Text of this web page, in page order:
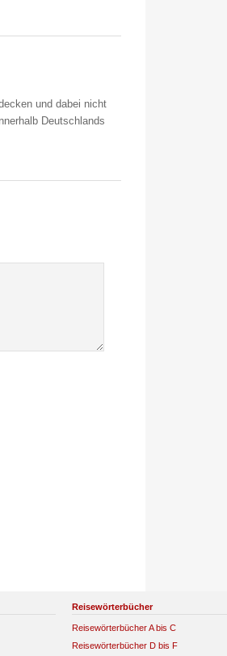
und dabei nicht
Deutschlands
Reisewörterbücher
Reisewörterbücher A bis C
Reisewörterbücher D bis F